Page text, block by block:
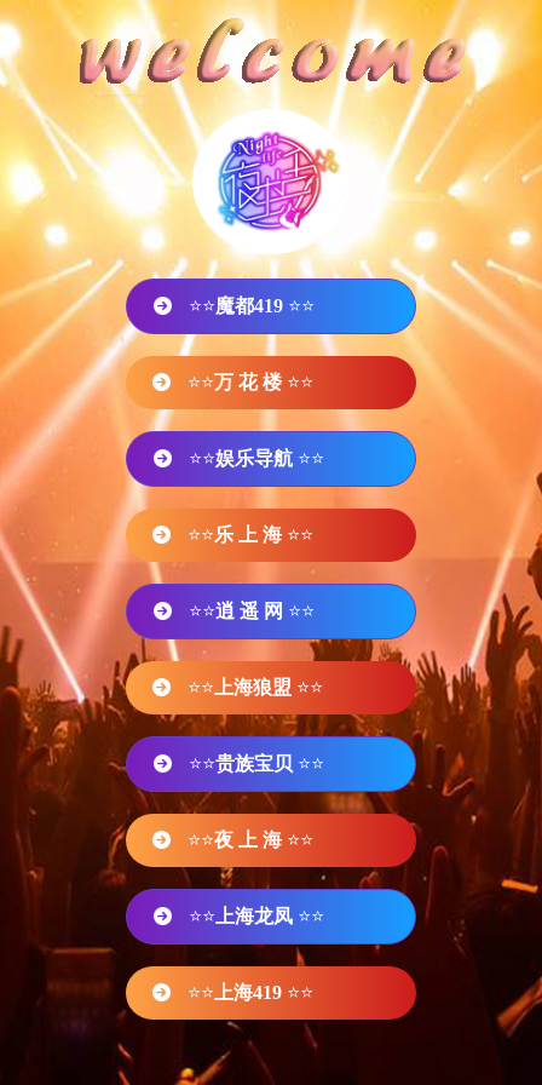
⭐⭐魔都419 ⭐⭐
⭐⭐万 花 楼 ⭐⭐
⭐⭐娱乐导航 ⭐⭐
⭐⭐乐 上 海 ⭐⭐
⭐⭐逍 遥 网 ⭐⭐
⭐⭐ 上海狼盟 ⭐⭐
⭐⭐贵族宝贝 ⭐⭐
⭐⭐夜 上 海 ⭐⭐
⭐⭐ 上海龙凤 ⭐⭐
⭐⭐ 上海419 ⭐⭐